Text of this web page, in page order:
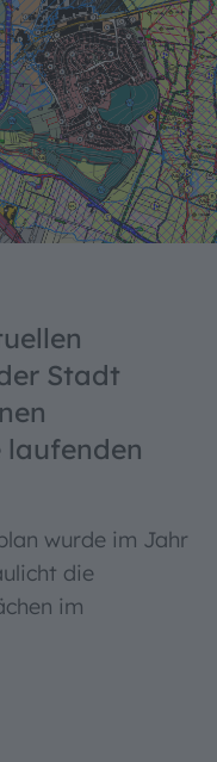
Stadt
laufenden
wurde im Jahr
die
im